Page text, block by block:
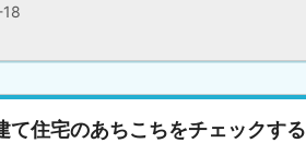
住宅のあちこちをチェックす